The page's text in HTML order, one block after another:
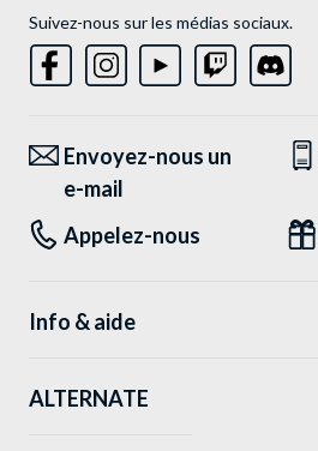
Suivez-nous sur les médias sociaux.
Envoyez-nous un
e-mail
Appelez-nous
Info & aide
ALTERNATE